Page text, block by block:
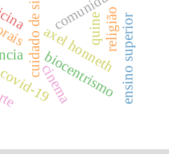
cuidado de siaxel honneth
biocentrismo
religião
19 ensino superior
quine
cinema